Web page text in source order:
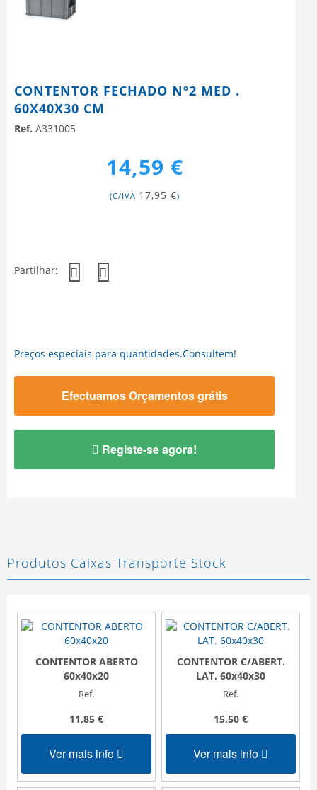
CONTENTOR FECHADO Nº2 MED .
60X40X30 CM
Ref. A331005
14,59 €
(C/IVA 17,95 €)
Partilhar:
Preços especiais para quantidades.Consultem!
Efectuamos Orçamentos grátis
Registe-se agora!
Produtos Caixas Transporte Stock
CONTENTOR ABERTO
60x40x20
Ref.
11,85 €
Ver mais info
CONTENTOR C/ABERT.
LAT. 60x40x30
Ref.
15,50 €
Ver mais info